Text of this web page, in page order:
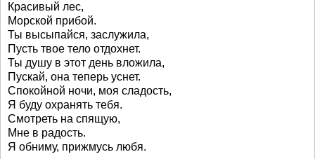
Красивый лес,
Морской прибой.
Ты высыпайся, заслужила,
Пусть твое тело отдохнет.
Ты душу в этот день вложила,
Пускай, она теперь уснет.
Спокойной ночи, моя сладость,
Я буду охранять тебя.
Смотреть на спящую,
Мне в радость.
Я обниму, прижмусь любя.